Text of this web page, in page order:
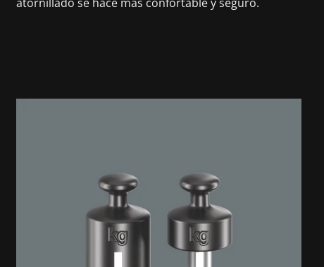
atornillado se hace más confortable y seguro.